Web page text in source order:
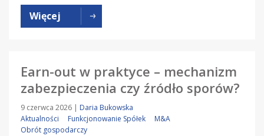
Więcej
Earn-out w praktyce – mechanizm
zabezpieczenia czy źródło sporów?
9 czerwca 2026
Daria Bukowska
Aktualności
Funkcjonowanie Spółek
M&A
Obrót gospodarczy